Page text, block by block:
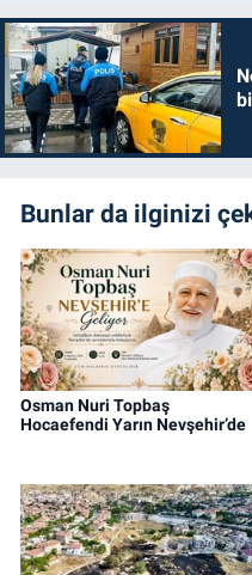
Bunlar da ilginizi
Osman Nuri Topbaş
Hocaefendi Yarın Nevşehir’de